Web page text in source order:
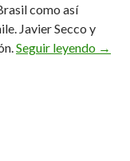
como así
Javier Secco y
Seguir leyendo →